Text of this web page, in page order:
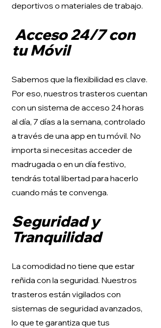
deportivos o materiales de trabajo.
Acceso 24/7 con
tu Móvil
Sabemos que la flexibilidad es clave.
Por eso, nuestros trasteros cuentan
con un sistema de acceso 24 horas
al día, 7 días a la semana, controlado
a través de una app en tu móvil. No
importa si necesitas acceder de
madrugada o en un día festivo,
tendrás total libertad para hacerlo
cuando más te convenga.
Seguridad y
Tranquilidad
La comodidad no tiene que estar
reñida con la seguridad. Nuestros
trasteros están vigilados con
sistemas de seguridad avanzados,
lo que te garantiza que tus